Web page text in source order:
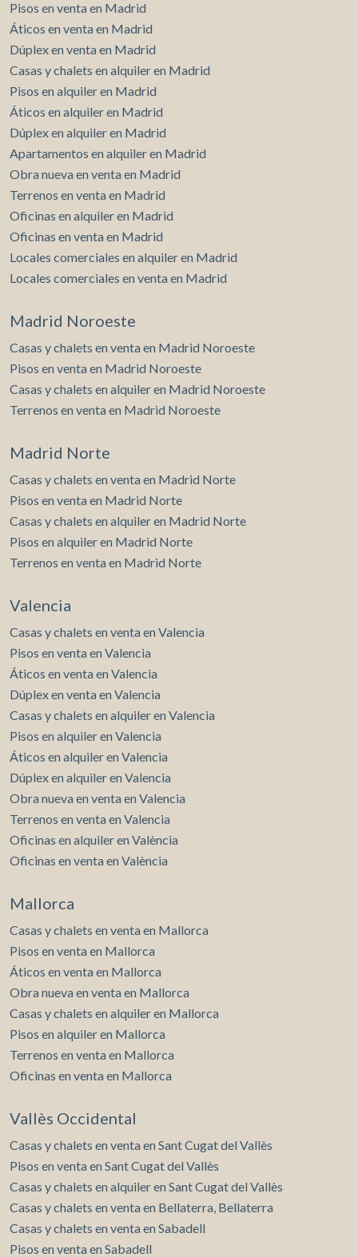
Pisos en venta en Madrid
Áticos en venta en Madrid
Dúplex en venta en Madrid
Casas y chalets en alquiler en Madrid
Pisos en alquiler en Madrid
Áticos en alquiler en Madrid
Dúplex en alquiler en Madrid
Apartamentos en alquiler en Madrid
Obra nueva en venta en Madrid
Terrenos en venta en Madrid
Oficinas en alquiler en Madrid
Oficinas en venta en Madrid
Locales comerciales en alquiler en Madrid
Locales comerciales en venta en Madrid
Madrid Noroeste
Casas y chalets en venta en Madrid Noroeste
Pisos en venta en Madrid Noroeste
Casas y chalets en alquiler en Madrid Noroeste
Terrenos en venta en Madrid Noroeste
Madrid Norte
Casas y chalets en venta en Madrid Norte
Pisos en venta en Madrid Norte
Casas y chalets en alquiler en Madrid Norte
Pisos en alquiler en Madrid Norte
Terrenos en venta en Madrid Norte
Valencia
Casas y chalets en venta en Valencia
Pisos en venta en Valencia
Áticos en venta en Valencia
Dúplex en venta en Valencia
Casas y chalets en alquiler en Valencia
Pisos en alquiler en Valencia
Áticos en alquiler en Valencia
Dúplex en alquiler en Valencia
Obra nueva en venta en Valencia
Terrenos en venta en Valencia
Oficinas en alquiler en València
Oficinas en venta en València
Mallorca
Casas y chalets en venta en Mallorca
Pisos en venta en Mallorca
Áticos en venta en Mallorca
Obra nueva en venta en Mallorca
Casas y chalets en alquiler en Mallorca
Pisos en alquiler en Mallorca
Terrenos en venta en Mallorca
Oficinas en venta en Mallorca
Vallès Occidental
Casas y chalets en venta en Sant Cugat del Vallès
Pisos en venta en Sant Cugat del Vallès
Casas y chalets en alquiler en Sant Cugat del Vallès
Casas y chalets en venta en Bellaterra, Bellaterra
Casas y chalets en venta en Sabadell
Pisos en venta en Sabadell